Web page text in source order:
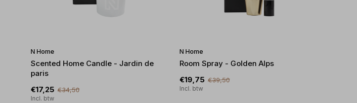
N Home
Scented Home Candle - Jardin de
paris
€17,25 €34,50
Incl. btw
N Home
Room Spray - Golden Alps
€19,75 €39,50
Incl. btw